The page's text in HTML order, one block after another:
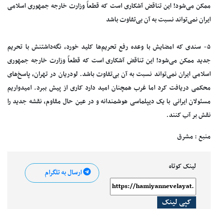
ممکن می‌شود! این تناقض آشکاری است که قطعاً وزارت خارجه جمهوری اسلامی
ایران نمی‌تواند نسبت به آن بی‌تفاوت باشد
۵- سندی که امضایش با وعده رفع تحریم‌ها کلید خورد، نگه‌داشتنش با تحریم
جدید ممکن می‌شود! این تناقض آشکاری است که قطعاً وزارت خارجه جمهوری
اسلامی ایران نمی‌تواند نسبت به آن بی‌تفاوت باشد. لودریان در تهران، پاسخ‌های
محکمی دریافت کرد اما غرب همچنان امید دارد کاری از پیش ببرد. امیدواریم
مسئولان ایرانی با یک دیپلماسی هوشمندانه و در عین حال مقاوم، نقشه جدید را
نقش بر آب کنند.
منبع : مشرق
لینک کوتاه
کپی لینک
ارسال به تلگرام